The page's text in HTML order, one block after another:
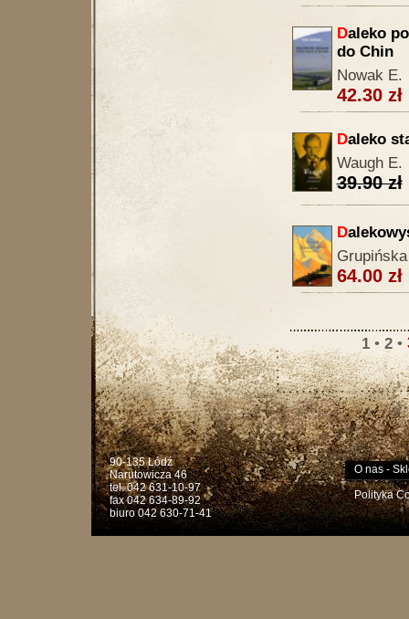
Daleko
do Chin
Nowak E.
42.30 zł
Daleko
Waugh E.
39.90 zł
D
64.00 zł
1 • 2 •
90-135 Łódź
Narutowicza 46
tel. 042 631-10-97
fax 042 634-89-92
biuro 042 630-71-41
O nas-
Polityka